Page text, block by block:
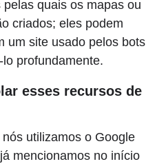
quais os mapas ou
criados; eles podem
um site usado pelos bots
profundamente.
esses recursos de
utilizamos o Google
mencionamos no início